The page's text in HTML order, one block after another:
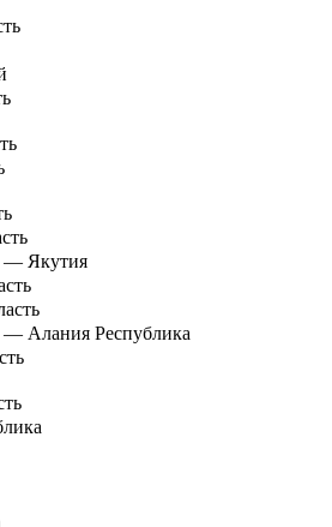
— Якутия
— Алания Республика